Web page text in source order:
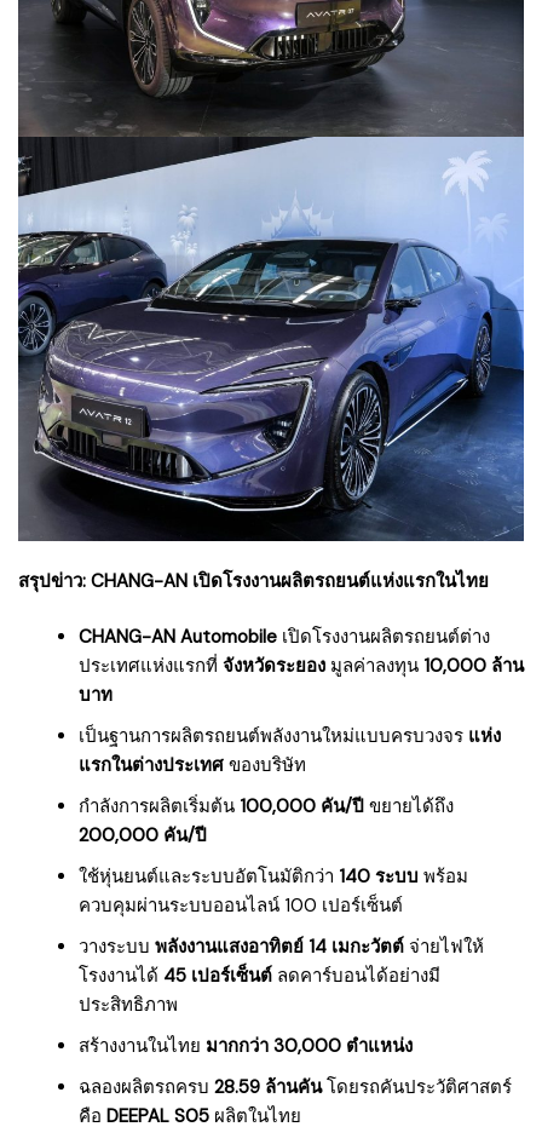
สรุปข่าว: CHANG-AN เปิดโรงงานผลิตรถยนต์แห่งแรกในไทย
CHANG-AN Automobile เปิดโรงงานผลิตรถยนต์ต่าง
ประเทศแห่งแรกที่ จังหวัดระยอง มูลค่าลงทุน 10,000 ล้าน
บาท
เป็นฐานการผลิตรถยนต์พลังงานใหม่แบบครบวงจร แห่ง
แรกในต่างประเทศ ของบริษัท
กำลังการผลิตเริ่มต้น 100,000 คัน/ปี ขยายได้ถึง
200,000 คัน/ปี
ใช้หุ่นยนต์และระบบอัตโนมัติกว่า 140 ระบบ พร้อม
ควบคุมผ่านระบบออนไลน์ 100 เปอร์เซ็นต์
วางระบบ พลังงานแสงอาทิตย์ 14 เมกะวัตต์ จ่ายไฟให้
โรงงานได้ 45 เปอร์เซ็นต์ ลดคาร์บอนได้อย่างมี
ประสิทธิภาพ
สร้างงานในไทย มากกว่า 30,000 ตำแหน่ง
ฉลองผลิตรถครบ 28.59 ล้านคันโดยรถคันประวัติศาสตร์
คือ DEEPAL S05 ผลิตในไทย